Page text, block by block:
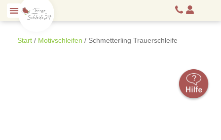
Start / Motivschleifen / Schmetterling Trauerschleife